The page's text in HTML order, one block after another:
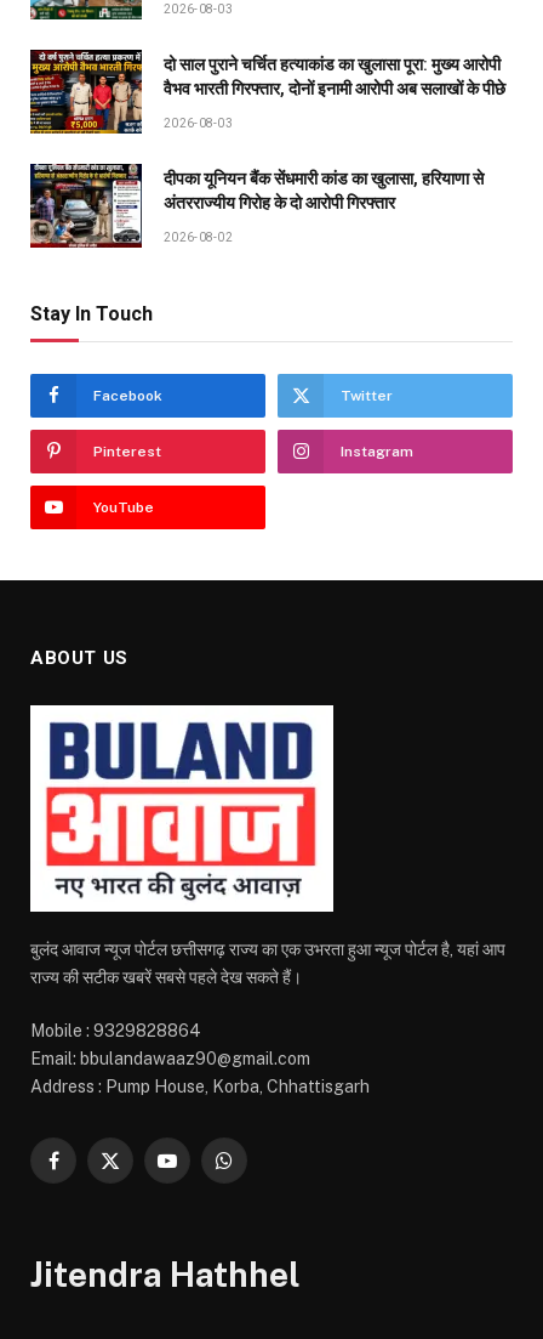
2026-08-03
दो साल पुराने चर्चित हत्याकांड का खुलासा पूरा: मुख्य आरोपी
वैभव भारती गिरफ्तार, दोनों इनामी आरोपी अब सलाखों के पीछे
2026-08-03
दीपका यूनियन बैंक सेंधमारी कांड का खुलासा, हरियाणा से
अंतरराज्यीय गिरोह के दो आरोपी गिरफ्तार
2026-08-02
Stay In Touch
Facebook Twitter
Pinterest Instagram
YouTube
ABOUT US
बुलंद आवाज न्यूज पोर्टल छत्तीसगढ़ राज्य का एक उभरता हुआ न्यूज पोर्टल है, यहां आप
राज्य की सटीक खबरें सबसे पहले देख सकते हैं।
Mobile : 9329828864
Email: bbulandawaaz90@gmail.com
Address : Pump House, Korba, Chhattisgarh
Facebook
X
YouTubeWhatsApp
Jitendra Hathhel